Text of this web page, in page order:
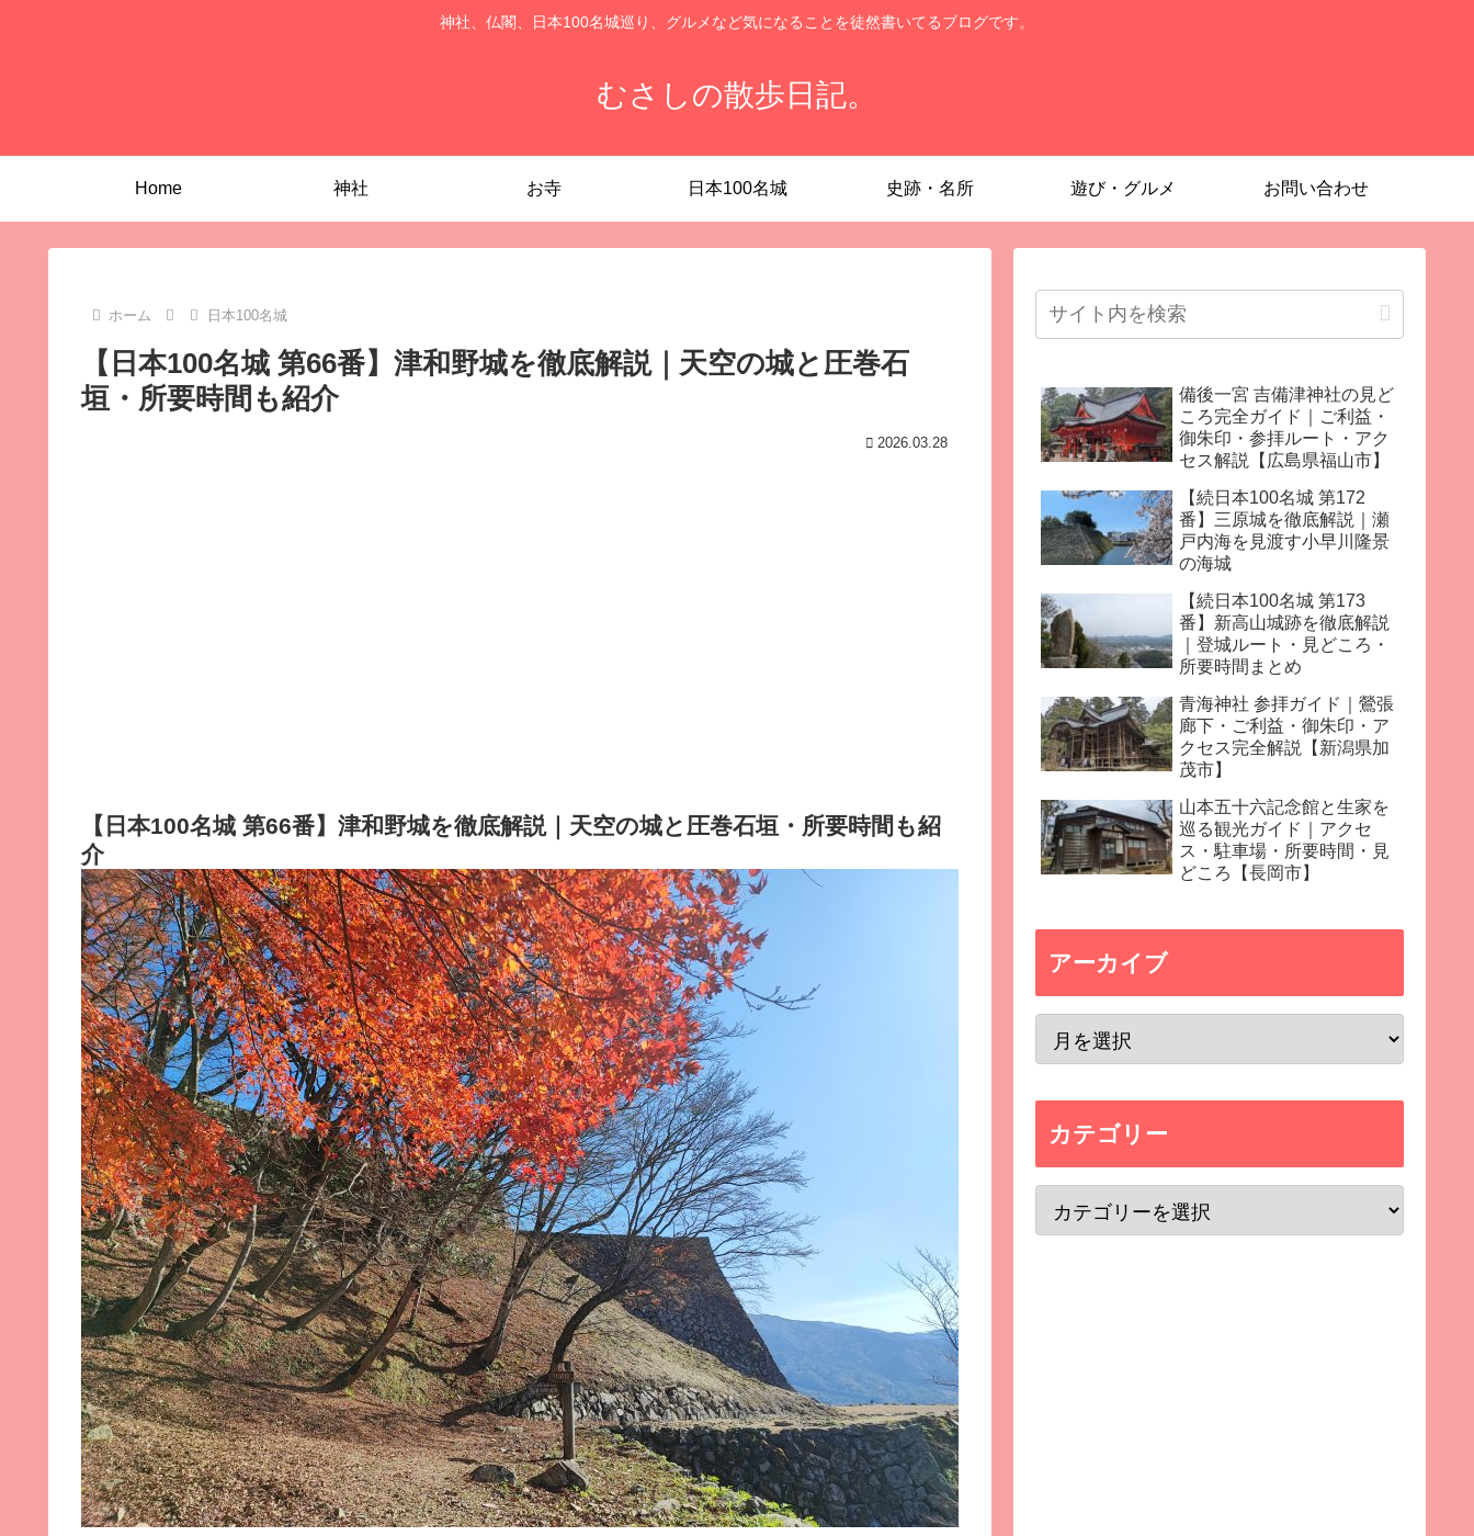
神社、仏閣、日本100名城巡り、グルメなど気になることを徒然書いてるブログです。
むさしの散歩日記。
Home 神社 お寺 日本100名城 史跡・名所 遊び・グルメ お問い合わせ
ホーム 日本100名城
【日本100名城 第66番】津和野城を徹底解説｜天空の城と圧巻石
垣・所要時間も紹介
2026.03.28
【日本100名城 第66番】津和野城を徹底解説｜天空の城と圧巻石垣・所要時間も紹
介
備後一宮 吉備津神社の見ど
ころ完全ガイド｜ご利益・
御朱印・参拝ルート・アク
セス解説【広島県福山市】
【続日本100名城 第172
番】三原城を徹底解説｜瀬
戸内海を見渡す小早川隆景
の海城
【続日本100名城 第173
番】新高山城跡を徹底解説
｜登城ルート・見どころ・
所要時間まとめ
青海神社 参拝ガイド｜鶯張
廊下・ご利益・御朱印・ア
クセス完全解説【新潟県加
茂市】
山本五十六記念館と生家を
巡る観光ガイド｜アクセ
ス・駐車場・所要時間・見
どころ【長岡市】
アーカイブ
カテゴリー